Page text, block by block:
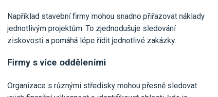
Například stavební firmy mohou snadno přiřazovat náklady
jednotlivým projektům. To zjednodušuje sledování
ziskovosti a pomáhá lépe řídit jednotlivé zakázky.
Firmy s více odděleními
Organizace s různými středisky mohou přesně sledovat